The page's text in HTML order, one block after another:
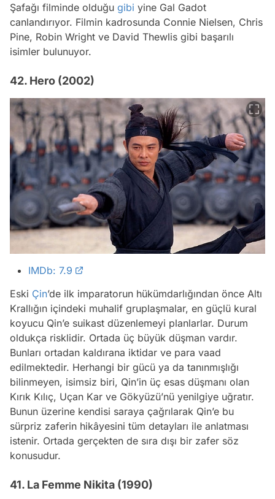
Şafağı filminde olduğu gibi yine Gal Gadot
canlandırıyor. Filmin kadrosunda Connie Nielsen, Chris
Pine, Robin Wright ve David Thewlis gibi başarılı
isimler bulunuyor.
42. Hero (2002)
IMDb: 7.9
Eski Çin’de ilk imparatorun hükümdarlığından önce Altı
Krallığın içindeki muhalif gruplaşmalar, en güçlü kural
koyucu Qin’e suikast düzenlemeyi planlarlar. Durum
oldukça risklidir. Ortada üç büyük düşman vardır.
Bunları ortadan kaldırana iktidar ve para vaad
edilmektedir. Herhangi bir gücü ya da tanınmışlığı
bilinmeyen, isimsiz biri, Qin’in üç esas düşmanı olan
Kırık Kılıç, Uçan Kar ve Gökyüzü’nü yenilgiye uğratır.
Bunun üzerine kendisi saraya çağrılarak Qin’e bu
sürpriz zaferin hikâyesini tüm detayları ile anlatması
istenir. Ortada gerçekten de sıra dışı bir zafer söz
konusudur.
41. La Femme Nikita (1990)